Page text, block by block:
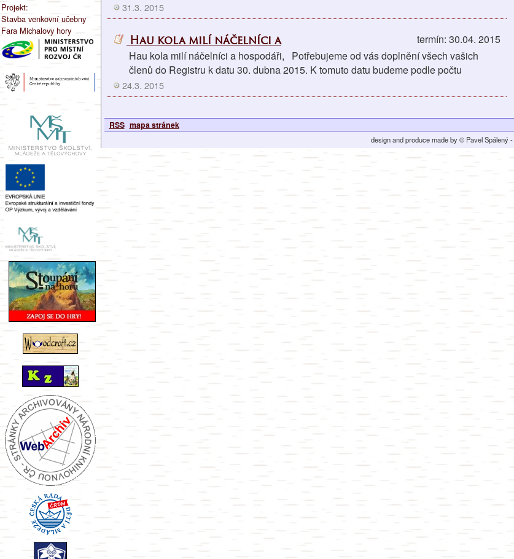
Projekt:
Stavba venkovní učebny
Fara Michalovy hory
31.3. 2015
termín: 30.04. 2015
Hau kola milí náčelníci a
Hau kola milí náčelníci a hospodáři, Potřebujeme od vás doplnění všech vašich
členů do Registru k datu 30. dubna 2015. K tomuto datu budeme podle počtu
24.3. 2015
RSS mapa stránek
design and produce made by © Pavel Spálený -